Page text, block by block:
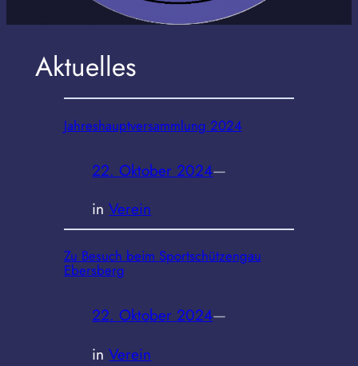
Aktuelles
Jahreshauptversammlung 2024
22. Oktober 2024—
inVerein
Zu Besuch beim Sportschützengau
Ebersberg
22. Oktober 2024—
inVerein